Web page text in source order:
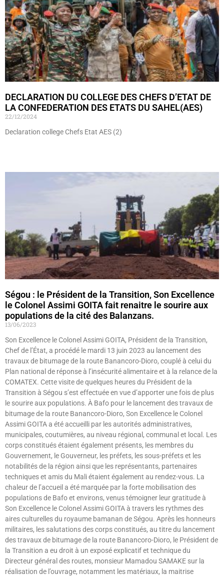
DECLARATION DU COLLEGE DES CHEFS D’ETAT DE
LA CONFEDERATION DES ETATS DU SAHEL(AES)
22/12/2024
Declaration college Chefs Etat AES (2)
Ségou : le Président de la Transition, Son Excellence
le Colonel Assimi GOITA fait renaitre le sourire aux
populations de la cité des Balanzans.
13/06/2023
Son Excellence le Colonel Assimi GOITA, Président de la Transition,
Chef de l’État, a procédé le mardi 13 juin 2023 au lancement des
travaux de bitumage de la route Banancoro-Dioro, couplé à celui du
Plan national de réponse à l’insécurité alimentaire et à la relance de la
COMATEX. Cette visite de quelques heures du Président de la
Transition à Ségou s’est effectuée en vue d’apporter une fois de plus
le sourire aux populations. À Bafo pour le lancement des travaux de
bitumage de la route Banancoro-Dioro, Son Excellence le Colonel
Assimi GOITA a été accueilli par les autorités administratives,
municipales, coutumières, au niveau régional, communal et local. Les
corps constitués étaient également présents, les membres du
Gouvernement, le Gouverneur, les préfets, les sous-préfets et les
notabilités de la région ainsi que les représentants, partenaires
techniques et amis du Mali étaient également au rendez-vous. La
chaleur de l’accueil a été marquée par la forte mobilisation des
populations de Bafo et environs, venus témoigner leur gratitude à
Son Excellence le Colonel Assimi GOITA à travers les rythmes des
aires culturelles du royaume bamanan de Ségou. Après les honneurs
militaires, les salutations des corps constitués, au titre du lancement
des travaux de bitumage de la route Banancoro-Dioro, le Président de
la Transition a eu droit à un exposé explicatif et technique du
Directeur général des routes, monsieur Mamadou SAMAKE sur la
réalisation de l’ouvrage, notamment les matériaux, la maitrise